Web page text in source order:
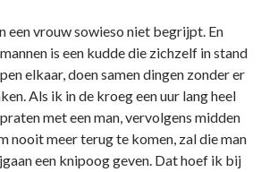
een vrouw sowieso niet begrijpt. En
is een kudde die zichzelf in stand
elkaar, doen samen dingen zonder er
Als ik in de kroeg een uur lang heel
met een man, vervolgens midden
nooit meer terug te komen, zal die man
een knipoog geven. Dat hoef ik bij